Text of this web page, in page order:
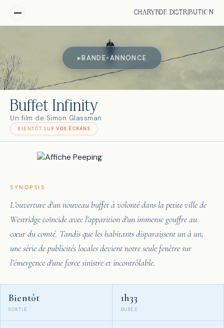
CHARYBDE DISTRIBUTION
▶ BANDE-ANNONCE
Buffet Infinity
Un film de Simon Glassman
BIENTÔT SURVOS ÉCRANS
SYNOPSIS
L’ouverture d'un nouveau buffet à volonté dans la petite ville de
Westridge coïncide avec l'apparition d'un immense gouffre au
cœur du comté. Tandis que les habitants disparaissent un à un,
une série de publicités locales devient notre seule fenêtre sur
l’émergence d'une force sinistre et incontrôlable.
Bientôt
SORTIE
1h33
DURÉE